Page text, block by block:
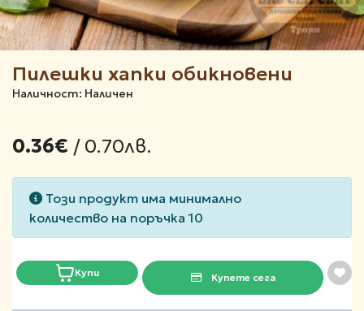
Пилешки хапки обикновени
Наличност: Наличен
0.36€ / 0.70лв.
Този продукт има минимално
количество на поръчка 10
Купи Купете сега